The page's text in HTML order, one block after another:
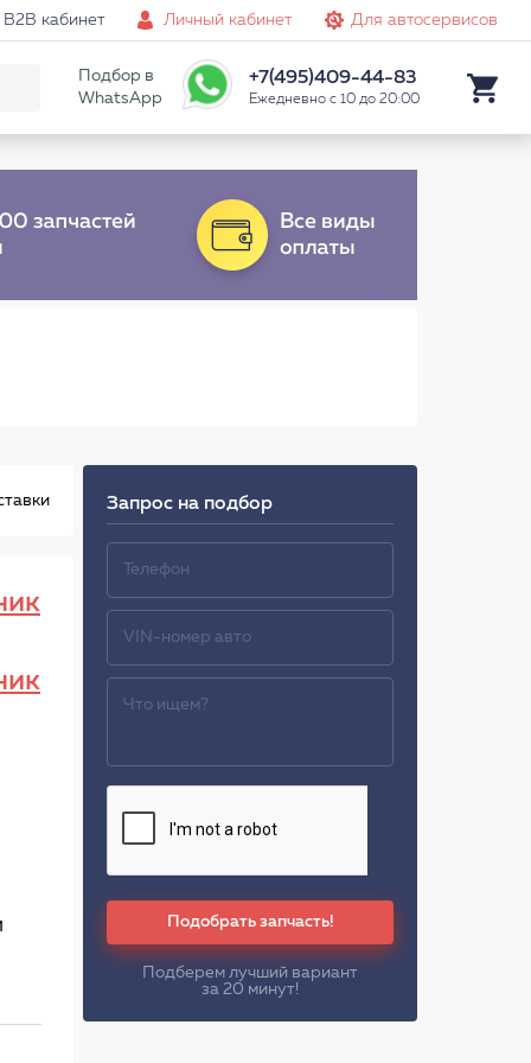
B2B кабинет Личный кабинет Для автосервисов
Подбор в
WhatsApp
+7(495)409-44-83
Ежедневно с 10 до 20:00
Запрос на подбор
Подобрать запчасть!
Подберем лучший вариант
за 20 минут!